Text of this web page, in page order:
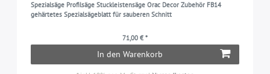
Spezialsäge Profilsäge Stuckleistensäge Orac Decor Zubehör FB14
gehärtetes Spezialsägeblatt für sauberen Schnitt
71,00 € *
In den Warenkorb